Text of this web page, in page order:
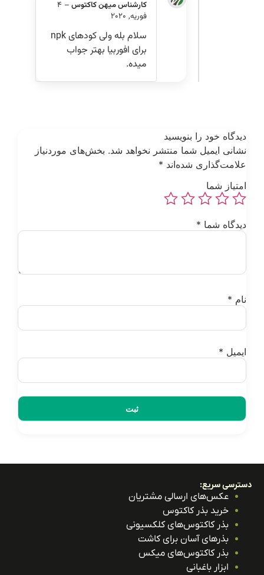
کارشناس میهن کاکتوس–
4
فوریه, 2020
سلام بله ولی کودهای npk
برای افوربیا بهتر جواب
میده.
خود را بنویسید
ایمیل شما منتشر نخواهد شد. بخش‌های موردنیاز
شده‌اند*
شما
شما *
*
سریع:
عکس‌های ارسالی مشتریان
خرید بذر کاکتوس
بذر کاکتوس‌های کلکسیونی
بذرهای آسان برای کاشت
بذر کاکتوس‌های میکس
ابزار باغبانی